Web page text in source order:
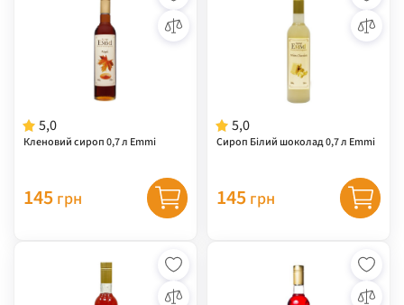
5,0
Кленовий сироп 0,7 л Emmi
145 грн
5,0
Сироп Білий шоколад 0,7 л Emmi
145 грн